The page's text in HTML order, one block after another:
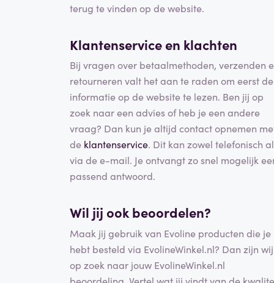
terug te vinden op de website.
Klantenservice en klachten
Bij vragen over betaalmethoden, verzenden
retourneren valt het aan te raden om eerst de
informatie op de website te lezen. Ben jij op
zoek naar een advies of heb je een andere
vraag? Dan kun je altijd contact opnemen
de klantenservice. Dit kan zowel telefonisch
via de e-mail. Je ontvangt zo snel mogelijk
passend antwoord.
Wil jij ook beoordelen?
Maak jij gebruik van Evoline producten die je
hebt besteld via EvolineWinkel.nl? Dan zijn wij
op zoek naar jouw EvolineWinkel.nl